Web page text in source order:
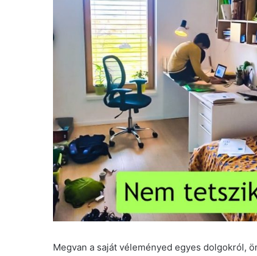
Megvan a saját véleményed egyes dolgokról,